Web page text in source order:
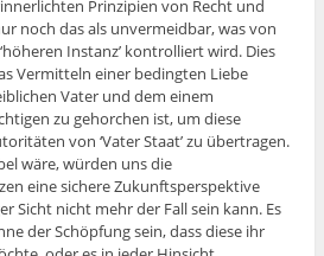
Prinzipien von Recht und
noch das als unvermeidbar, was von
Instanz’ kontrolliert wird. Dies
Vermitteln einer bedingten Liebe
Vater und dem einem
zu gehorchen ist, um diese
von ‘Vater Staat’ zu übertragen.
wäre, würden uns die
eine sichere Zukunftsperspektive
Sicht nicht mehr der Fall sein kann. Es
der Schöpfung sein, dass diese ihr